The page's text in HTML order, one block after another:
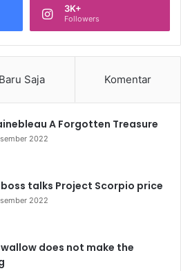
3K+
Followers
Baru Saja Komentar
A Forgotten Treasure
2022
talks Project Scorpio price
2022
does not make the